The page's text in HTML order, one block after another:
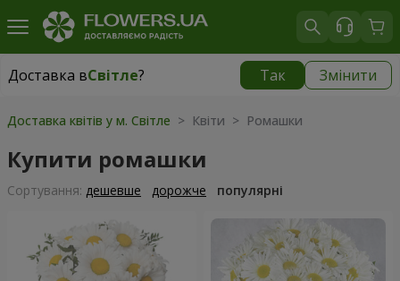
Доставка вСвітле? Так Змінити
Доставка вСвітле|
Доставка квітів у м. Світле > Квіти > Ромашки
Купити ромашки
Сортування: дешевше дорожче популярні